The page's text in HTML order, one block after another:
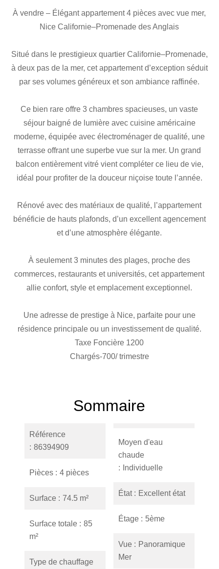
À vendre – Élégant appartement 4 pièces avec vue mer,
Nice Californie–Promenade des Anglais
Situé dans le prestigieux quartier Californie–Promenade,
à deux pas de la mer, cet appartement d’exception séduit
par ses volumes généreux et son ambiance raffinée.
Ce bien rare offre 3 chambres spacieuses, un vaste
séjour baigné de lumière avec cuisine américaine
moderne, équipée avec électroménager de qualité, une
terrasse offrant une superbe vue sur la mer. Un grand
balcon entièrement vitré vient compléter ce lieu de vie,
idéal pour profiter de la douceur niçoise toute l’année.
Rénové avec des matériaux de qualité, l’appartement
bénéficie de hauts plafonds, d’un excellent agencement
et d’une atmosphère élégante.
À seulement 3 minutes des plages, proche des
commerces, restaurants et universités, cet appartement
allie confort, style et emplacement exceptionnel.
Une adresse de prestige à Nice, parfaite pour une
résidence principale ou un investissement de qualité.
Taxe Foncière 1200
Chargés-700/ trimestre
Sommaire
Référence
86394909
Pièces 4 pièces
Surface 74.5 m²
Surface totale
85
m²
Type de chauffage
Moyen d'eau
chaude
Individuelle
État Excellent état
Étage 5ème
Vue
Panoramique
Mer